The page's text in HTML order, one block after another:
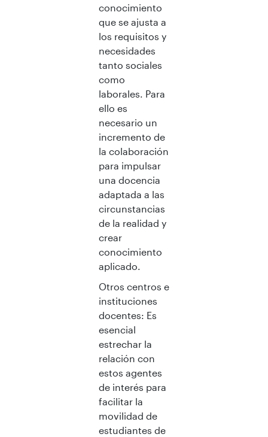
conocimiento
que se ajusta a
los requisitos y
necesidades
tanto sociales
como
laborales. Para
ello es
necesario un
incremento de
la colaboración
para impulsar
una docencia
adaptada a las
circunstancias
de la realidad y
crear
conocimiento
aplicado.
Otros centros e
instituciones
docentes: Es
esencial
estrechar la
relación con
estos agentes
de interés para
facilitar la
movilidad de
estudiantes de